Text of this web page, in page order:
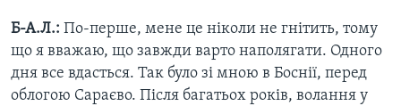
Б-А.Л.: По-перше, мене це ніколи не гнітить, тому
що я вважаю, що завжди варто наполягати. Одного
дня все вдасться. Так було зі мною в Боснії, перед
облогою Сараєво. Після багатьох років, волання у